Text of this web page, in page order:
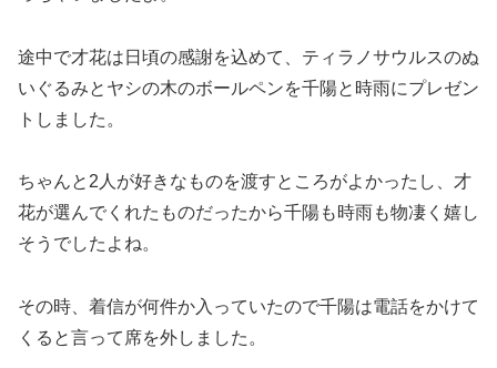
途中で才花は日頃の感謝を込めて、ティラノサウルスのぬ
いぐるみとヤシの木のボールペンを千陽と時雨にプレゼン
トしました。
ちゃんと2人が好きなものを渡すところがよかったし、才
花が選んでくれたものだったから千陽も時雨も物凄く嬉し
そうでしたよね。
その時、着信が何件か入っていたので千陽は電話をかけて
くると言って席を外しました。